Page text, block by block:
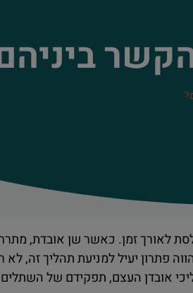
לאורך זמן. כאשר שן אובדת,
פתרון יעיל למניעת תהליך זה, לא
אובדן העצם, תפקידם של